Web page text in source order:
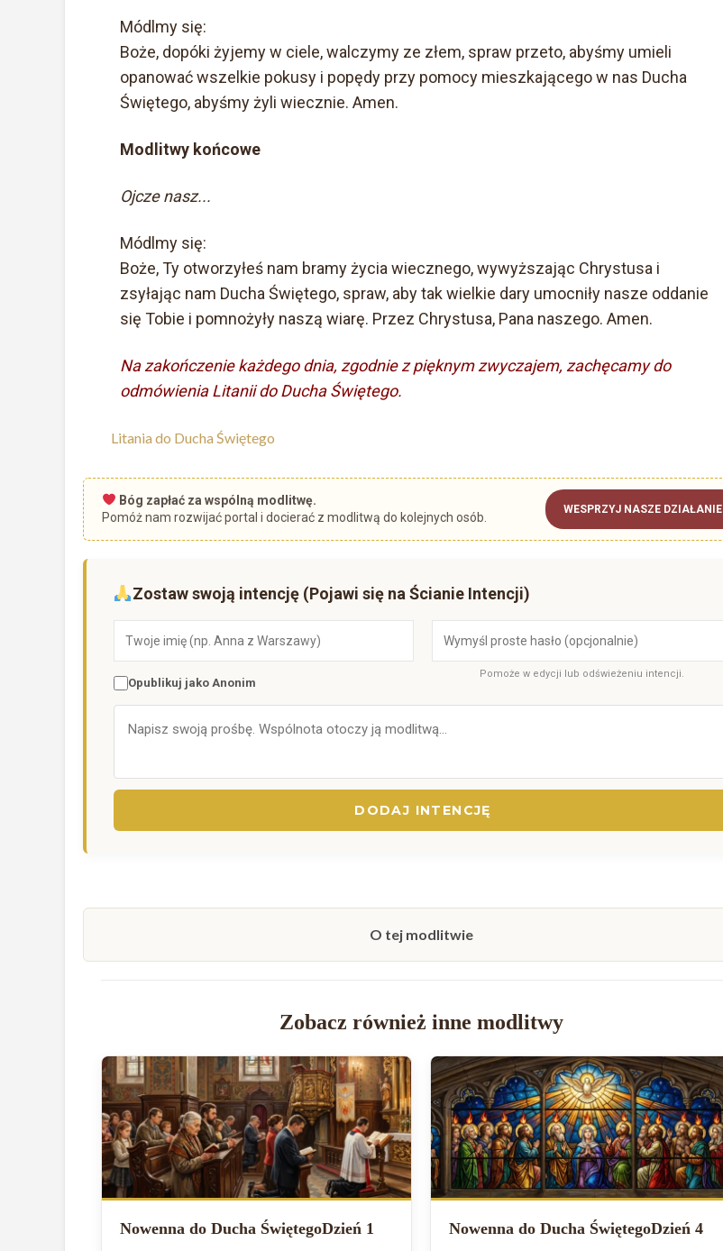
Módlmy się:
Boże, dopóki żyjemy w ciele, walczymy ze złem, spraw przeto, abyśmy umieli
opanować wszelkie pokusy i popędy przy pomocy mieszkającego w nas Ducha
Świętego, abyśmy żyli wiecznie. Amen.
Modlitwy końcowe
Ojcze nasz...
Módlmy się:
Boże, Ty otworzyłeś nam bramy życia wiecznego, wywyższając Chrystusa i
zsyłając nam Ducha Świętego, spraw, aby tak wielkie dary umocniły nasze oddanie
się Tobie i pomnożyły naszą wiarę. Przez Chrystusa, Pana naszego. Amen.
Na zakończenie każdego dnia, zgodnie z pięknym zwyczajem, zachęcamy do
odmówienia Litanii do Ducha Świętego.
Litania do Ducha Świętego
Bóg zapłać za wspólną modlitwę.
Pomóż nam rozwijać portal i docierać z modlitwą do kolejnych osób.
WESPRZYJ NASZE DZIAŁANIE
Zostaw swoją intencję (Pojawi się na Ścianie Intencji)
Opublikuj jako Anonim
Pomoże w edycji lub odświeżeniu intencji.
DODAJ INTENCJĘ
O tej modlitwie
Zobacz również inne modlitwy
Nowenna do Ducha ŚwiętegoDzień 1 Nowenna do Ducha ŚwiętegoDzień 4